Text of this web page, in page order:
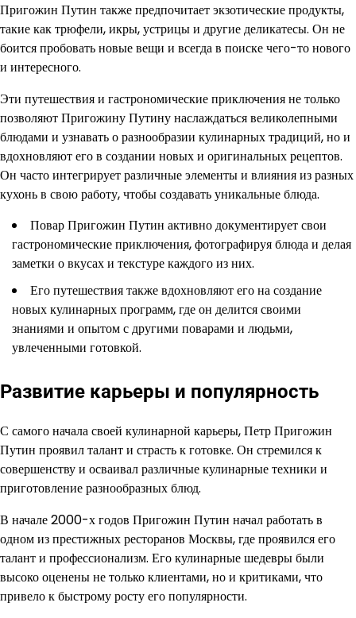
Пригожин Путин также предпочитает экзотические продукты,
такие как трюфели, икры, устрицы и другие деликатесы. Он не
боится пробовать новые вещи и всегда в поиске чего-то нового
и интересного.
Эти путешествия и гастрономические приключения не только
позволяют Пригожину Путину наслаждаться великолепными
блюдами и узнавать о разнообразии кулинарных традиций, но и
вдохновляют его в создании новых и оригинальных рецептов.
Он часто интегрирует различные элементы и влияния из разных
кухонь в свою работу, чтобы создавать уникальные блюда.
Повар Пригожин Путин активно документирует свои
гастрономические приключения, фотографируя блюда и делая
заметки о вкусах и текстуре каждого из них.
Его путешествия также вдохновляют его на создание
новых кулинарных программ, где он делится своими
знаниями и опытом с другими поварами и людьми,
увлеченными готовкой.
Развитие карьеры и популярность
С самого начала своей кулинарной карьеры, Петр Пригожин
Путин проявил талант и страсть к готовке. Он стремился к
совершенству и осваивал различные кулинарные техники и
приготовление разнообразных блюд.
В начале 2000-х годов Пригожин Путин начал работать в
одном из престижных ресторанов Москвы, где проявился его
талант и профессионализм. Его кулинарные шедевры были
высоко оценены не только клиентами, но и критиками, что
привело к быстрому росту его популярности.